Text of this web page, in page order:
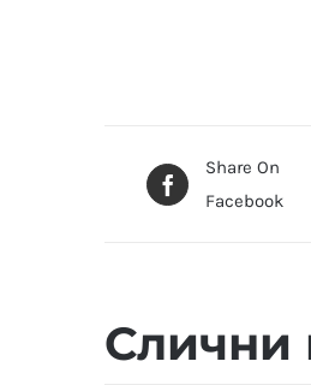
Share On
Facebook
Слични